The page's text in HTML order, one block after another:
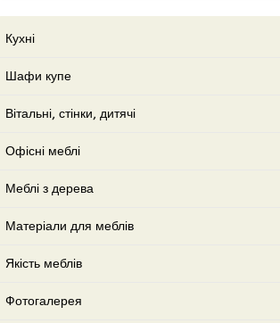
Кухні
Шафи купе
Вітальні, стінки, дитячі
Офісні меблі
Меблі з дерева
Матеріали для меблів
Якість меблів
Фотогалерея